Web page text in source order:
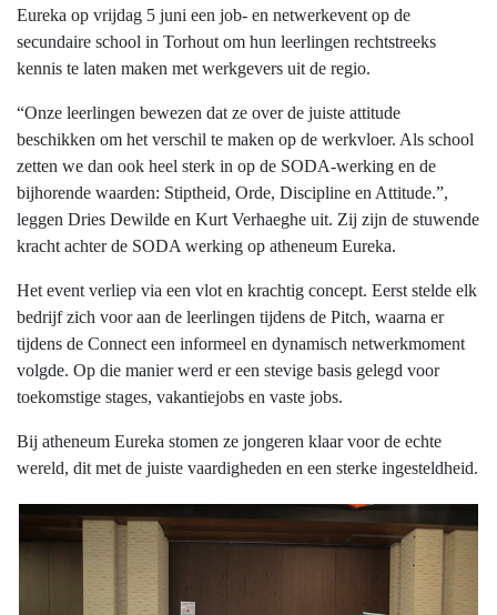
Eureka op vrijdag 5 juni een job- en netwerkevent op de
secundaire school in Torhout om hun leerlingen rechtstreeks
kennis te laten maken met werkgevers uit de regio.
“Onze leerlingen bewezen dat ze over de juiste attitude
beschikken om het verschil te maken op de werkvloer. Als school
zetten we dan ook heel sterk in op de SODA-werking en de
bijhorende waarden: Stiptheid, Orde, Discipline en Attitude.”,
leggen Dries Dewilde en Kurt Verhaeghe uit. Zij zijn de stuwende
kracht achter de SODA werking op atheneum Eureka.
Het event verliep via een vlot en krachtig concept. Eerst stelde elk
bedrijf zich voor aan de leerlingen tijdens de Pitch, waarna er
tijdens de Connect een informeel en dynamisch netwerkmoment
volgde. Op die manier werd er een stevige basis gelegd voor
toekomstige stages, vakantiejobs en vaste jobs.
Bij atheneum Eureka stomen ze jongeren klaar voor de echte
wereld, dit met de juiste vaardigheden en een sterke ingesteldheid.